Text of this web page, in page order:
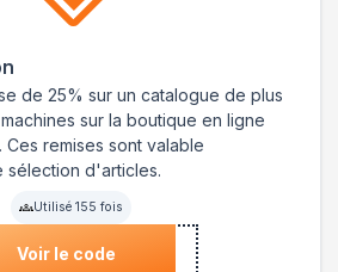
de 25% sur un catalogue de plus
sur la boutique en ligne
Ces remises sont valable
sélection d'articles.
Utilisé 155 fois
Voir le code